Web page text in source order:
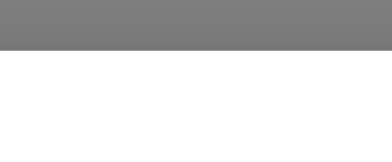
kraft Gesetzes ausgeschlossen